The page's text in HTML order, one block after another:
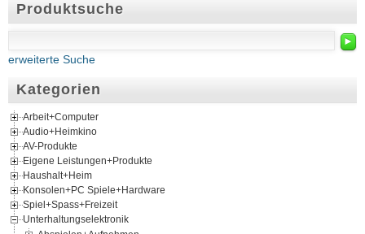
Produktsuche
►
erweiterte Suche
Kategorien
Arbeit+Computer
Audio+Heimkino
AV-Produkte
Eigene Leistungen+Produkte
Haushalt+Heim
Konsolen+PC Spiele+Hardware
Spiel+Spass+Freizeit
Unterhaltungselektronik